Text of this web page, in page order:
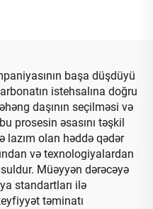
başa düşdüyü
istehsalına doğru
daşının seçilməsi və
prosesin əsasını təşkil
lazım olan həddə qədər
və texnologiyalardan
Müəyyən dərəcəyə
standartları ilə
təminatı